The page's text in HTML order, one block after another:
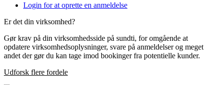
Login for at oprette en anmeldelse
Er det din virksomhed?
Gør krav på din virksomhedsside på sundti, for omgående at
opdatere virksomhedsoplysninger, svare på anmeldelser og meget
andet der gør du kan tage imod bookinger fra potentielle kunder.
Udforsk flere fordele